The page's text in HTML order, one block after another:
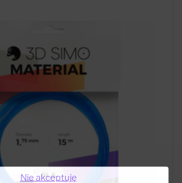
Nie akceptuję